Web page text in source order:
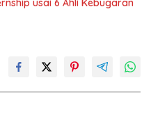
usai 6 Ahli Kebugaran